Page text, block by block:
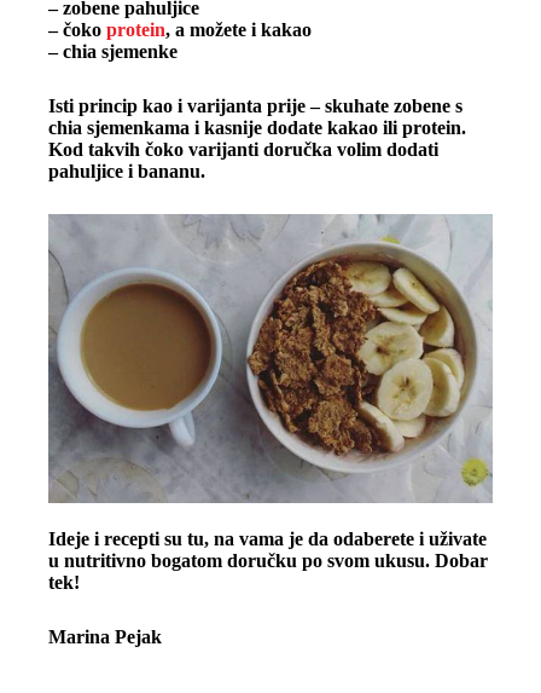
– zobene pahuljice
– čoko protein, a možete i kakao
– chia sjemenke
Isti princip kao i varijanta prije – skuhate zobene s
chia sjemenkama i kasnije dodate kakao ili protein.
Kod takvih čoko varijanti doručka volim dodati
pahuljice i bananu.
Ideje i recepti su tu, na vama je da odaberete i uživate
u nutritivno bogatom doručku po svom ukusu. Dobar
tek!
Marina Pejak